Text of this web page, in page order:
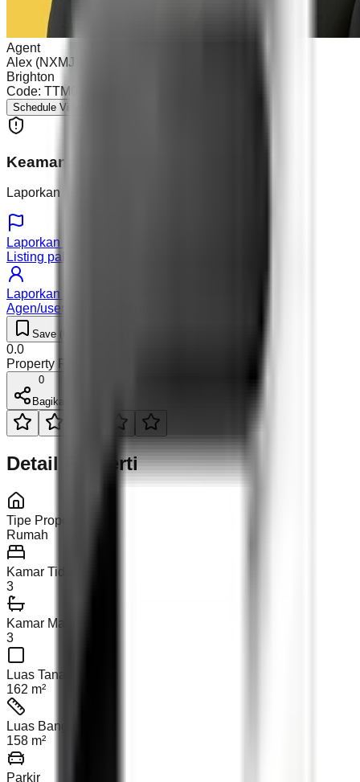
Agent
Alex (NXMJ)
Brighton
Code: TTM0 - GST
Schedule Viewing
Keamanan & Laporan
Laporkan listing atau pengguna yang mencurigakan.
Laporkan listing
Listing palsu atau detail salah
Laporkan pengguna
Agen/user mencurigakan
Save (
0.0
Property Rating (
0
Bagikan
Detail Properti
Tipe Properti
Rumah
Kamar Tidur
3
Kamar Mandi
3
Luas Tanah
162 m²
Luas Bangunan
158 m²
Parkir